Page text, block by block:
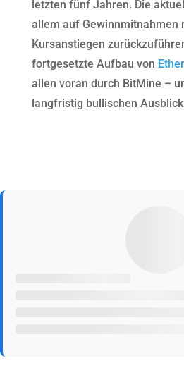
letzten fünf Jahren. Die
allem auf Gewinnmitnahmen
Kursanstiegen
fortgesetzte Aufbau von
allen voran durch BitMine –
langfristig bullischen